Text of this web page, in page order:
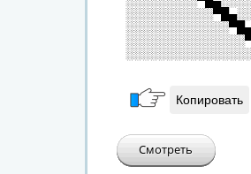
Копировать